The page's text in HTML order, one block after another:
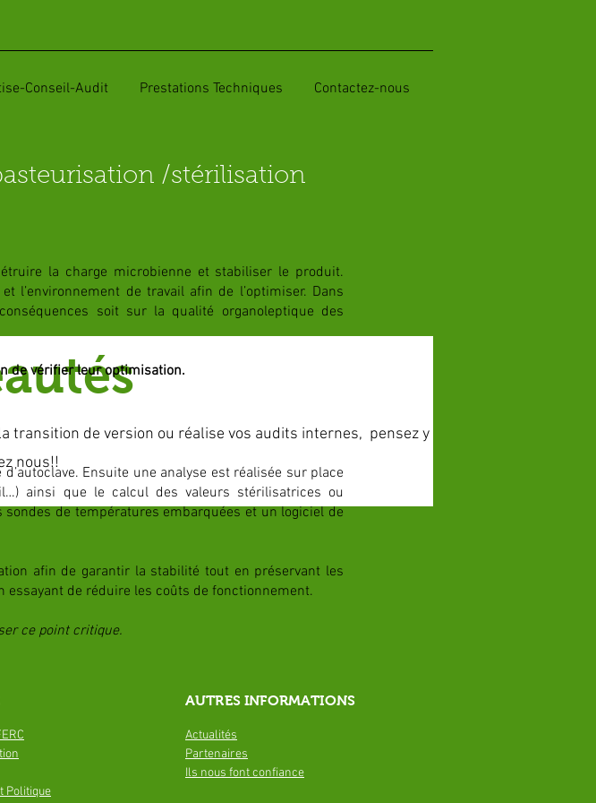
Conseil-Audit Prestations Techniques Contactez-nous
transition de version ou réalise vos audits internes, pensez y
nous!!
/stérilisation
la charge microbienne et stabiliser le produit.
l’environnement de travail afin de l’optimiser. Dans
soit sur la qualité organoleptique des
de vérifier leur optimisation.
Ensuite une analyse est réalisée sur place
ainsi que le calcul des valeurs stérilisatrices ou
de températures embarquées et un logiciel de
afin de garantir la stabilité tout en préservant les
de réduire les coûts de fonctionnement.
ce point critique.
Politique
AUTRES INFORMATIONS
Actualités
Partenaires
Ils nous font confiance